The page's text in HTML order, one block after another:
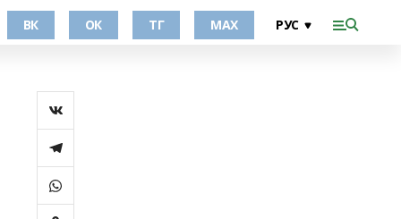
ВК ОК ТГ МАХ